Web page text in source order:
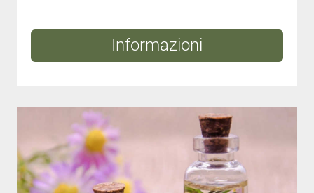
Informazioni